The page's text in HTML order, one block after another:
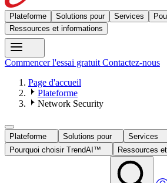
Plateforme Solutions pour Services
Ressources et informations
Commencer l'essai gratuit Contactez-nous
Page d'accueil
Plateforme
Network Security
Plateforme Solutions pour
Services
Pourquoi choisir TrendAI™
Ressources